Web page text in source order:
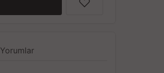
Yorumlar